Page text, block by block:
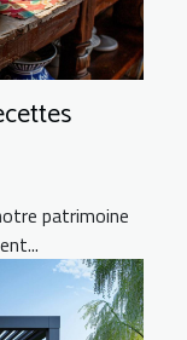
patrimoine